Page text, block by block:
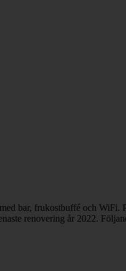
bar, frukostbuffé och
renovering år 2022.